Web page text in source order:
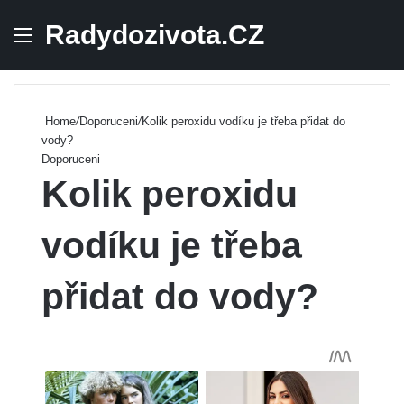
Menu
Radydozivota.CZ
Home/Doporuceni/Kolik peroxidu vodíku je třeba přidat do
vody?
Doporuceni
Kolik peroxidu
vodíku je třeba
přidat do vody?